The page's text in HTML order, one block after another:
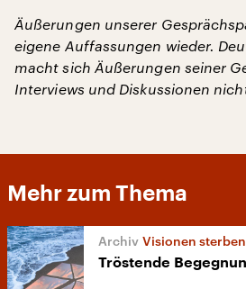
Äußerungen unserer
eigene Auffassungen wieder.
macht sich Äußerungen seiner
Interviews und Diskussionen
Mehr zum Thema
Visionen
Tröstende